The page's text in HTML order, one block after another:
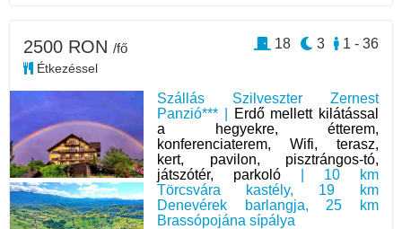
Szállás Szilveszter Zernest
Panzió*** |
Erdő mellett kilátással
a hegyekre, étterem,
konferenciaterem, Wifi, terasz,
kert, pavilon, pisztrángos-tó,
játszótér, parkoló | 10 km
Törcsvára kastély, 19 km
Denevérek barlangja, 25 km
Brassópojána sípálya
2500 RON /fő
Étkezéssel
1 - 36
3
18